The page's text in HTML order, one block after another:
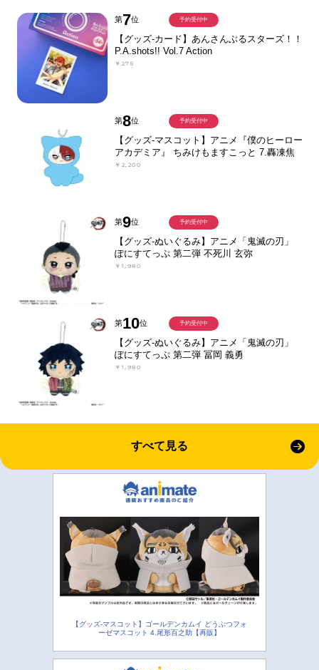
第7位
【グッズ-カード】あんさんぶるスターズ！！
P.A.shots!! Vol.7 Action
￥275
予約受付中
第8位
【グッズ-マスコット】アニメ『僕のヒーロー
アカデミア』 ちみけもますこっと 7.轟凍焦
￥2,200
予約受付中
第9位
【グッズ-ぬいぐるみ】アニメ「鬼滅の刃」
ぽにすてっぷ 第二弾 不死川 玄弥
￥1,980
予約受付中
第10位
【グッズ-ぬいぐるみ】アニメ「鬼滅の刃」
ぽにすてっぷ 第二弾 冨岡 義勇
￥1,980
予約受付中
すべて見る
【グッズ-マスコット】ゴールデンカムイ どうぶつフォ
ーゼマスコット 4.尾形百之助【再販】